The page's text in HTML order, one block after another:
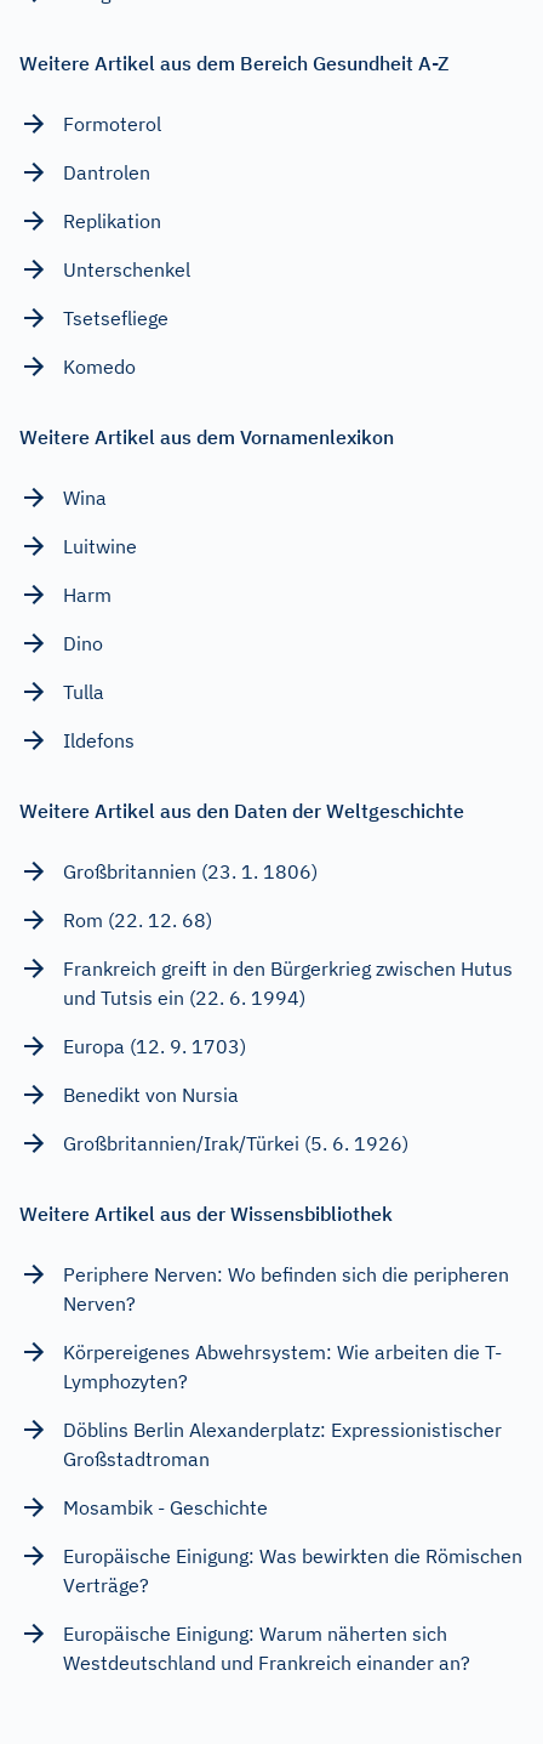
Weitere Artikel aus dem Bereich Gesundheit A-Z
Formoterol
Dantrolen
Replikation
Unterschenkel
Tsetsefliege
Komedo
Weitere Artikel aus dem Vornamenlexikon
Wina
Luitwine
Harm
Dino
Tulla
Ildefons
Weitere Artikel aus den Daten der Weltgeschichte
Großbritannien (23. 1. 1806)
Rom (22. 12. 68)
Frankreich greift in den Bürgerkrieg zwischen Hutus
und Tutsis ein (22. 6. 1994)
Europa (12. 9. 1703)
Benedikt von Nursia
Großbritannien/Irak/Türkei (5. 6. 1926)
Weitere Artikel aus der Wissensbibliothek
Periphere Nerven: Wo befinden sich die peripheren
Nerven?
Körpereigenes Abwehrsystem: Wie arbeiten die T-
Lymphozyten?
Döblins Berlin Alexanderplatz: Expressionistischer
Großstadtroman
Mosambik - Geschichte
Europäische Einigung: Was bewirkten die Römischen
Verträge?
Europäische Einigung: Warum näherten sich
Westdeutschland und Frankreich einander an?